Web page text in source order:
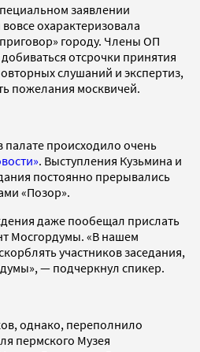
заявлении
охарактеризовала
городу. Члены ОП
отсрочки принятия
слушаний и экспертиз,
пожелания москвичей.
палате происходило очень
. Выступления Кузьмина и
постоянно прерывались
«Позор».
даже пообещал прислать
Мосгордумы. «В нашем
участников заседания,
— подчеркнул спикер.
однако, переполнило
пермского Музея